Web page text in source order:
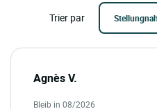
Trier par
Agnès V.
Bleib in 08/2026